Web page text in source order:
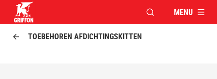
VENSTER OPENEN
MENU
TOEBEHOREN AFDICHTINGSKITTEN